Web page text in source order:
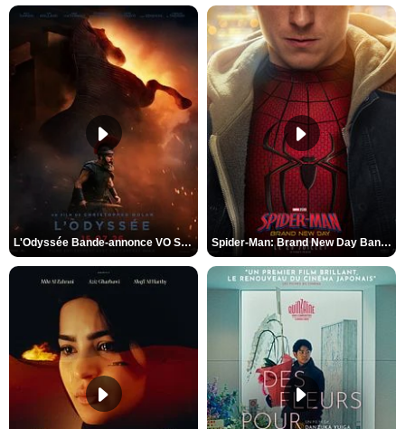
L'Odyssée Bande-annonce VO STFR Spider-Man: Brand New Day Bande-annonce VO STFR